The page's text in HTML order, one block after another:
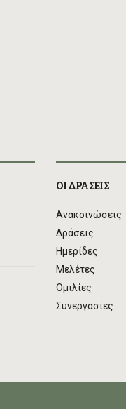
ΟΙ ΔΡΑΣΕΙΣ
Ανακοινώσεις
Δράσεις
Ημερίδες
Μελέτες
Ομιλίες
Συνεργασίες